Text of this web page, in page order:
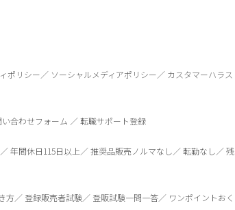
ポリシー ソーシャルメディアポリシー
カスタマーハラス
合わせフォーム 転職サポート登録
年間休日115日以上 推奨品販売ノルマなし 転勤なし
残
方 登録販売者試験 登販試験一問一答
ワンポイントおく